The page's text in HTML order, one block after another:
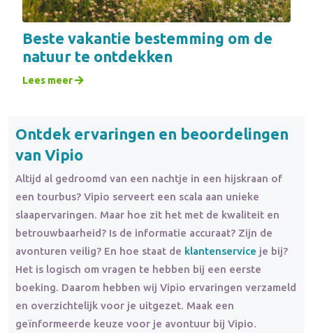
Beste vakantie bestemming om de
natuur te ontdekken
Lees meer
Ontdek ervaringen en beoordelingen
van Vipio
Altijd al gedroomd van een nachtje in een hijskraan of
een tourbus? Vipio serveert een scala aan unieke
slaapervaringen. Maar hoe zit het met de kwaliteit en
betrouwbaarheid? Is de informatie accuraat? Zijn de
avonturen veilig? En hoe staat de klantenservice je bij?
Het is logisch om vragen te hebben bij een eerste
boeking. Daarom hebben wij Vipio ervaringen verzameld
en overzichtelijk voor je uitgezet. Maak een
geïnformeerde keuze voor je avontuur bij Vipio.